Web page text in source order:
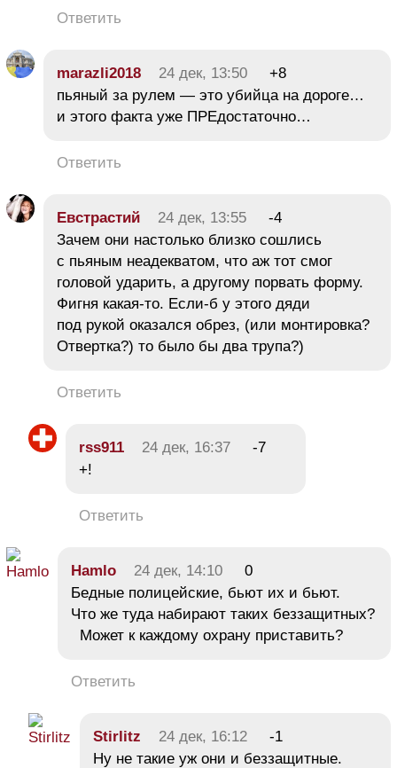
Ответить
marazli2018 24 дек, 13:50
+8
пьяный за рулем — это убийца на дороге…
и этого факта уже ПРЕдостаточно…
Ответить
Евстрастий 24 дек, 13:55
-4
Зачем они настолько близко сошлись
с пьяным неадекватом, что аж тот смог
головой ударить, а другому порвать форму.
Фигня какая-то. Если-б у этого дяди
под рукой оказался обрез, (или монтировка?
Отвертка?) то было бы два трупа?)
Ответить
rss911 24 дек, 16:37
-7
+!
Ответить
Hamlo 24 дек, 14:10
0
Бедные полицейские, бьют их и бьют.
Что же туда набирают таких беззащитных?
Может к каждому охрану приставить?
Ответить
Stirlitz 24 дек, 16:12
-1
Ну не такие уж они и беззащитные.